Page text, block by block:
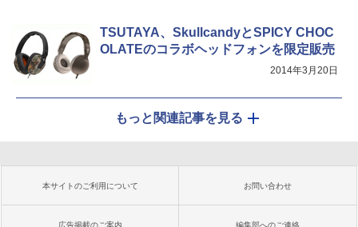
TSUTAYA、SkullcandyとSPICY CHOC
OLATEのコラボヘッドフォンを限定販売
2014年3月20日
もっと関連記事を見る
本サイトのご利用について お問い合わせ
広告掲載のご案内 編集部へのご連絡